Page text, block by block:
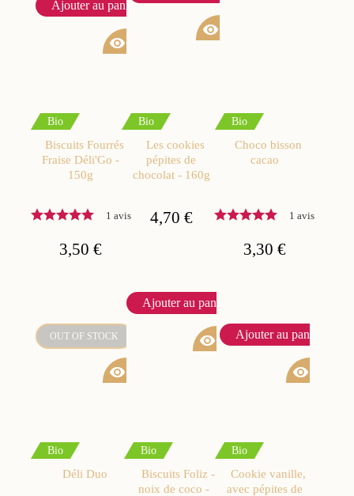
Ajouter au panier
visibility
visibility
Bio
Biscuits Fourrés
Fraise Déli'Go -
150g
1 avis
3,50 €
OUT OF STOCK
visibility
Bio
Les cookies
pépites de
chocolat - 160g
4,70 €
Ajouter au panier
visibility
Bio
Choco bisson
cacao
1 avis
3,30 €
Ajouter au panier
visibility
Bio
Déli Duo
Bio
Biscuits Foliz -
noix de coco -
Bio
Cookie vanille,
avec pépites de